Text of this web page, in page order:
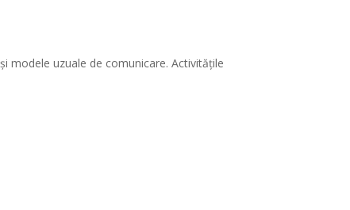
modele uzuale de comunicare. Activitățile